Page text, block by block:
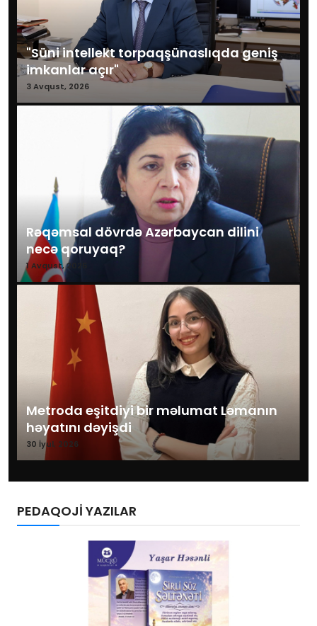
"Süni intellekt torpaqşünaslıqda geniş
imkanlar açır"
3 Avqust, 2026
Rəqəmsal dövrdə Azərbaycan dilini
necə qoruyaq?
1 Avqust, 2026
Metroda eşitdiyi bir məlumat Ləmanın
həyatını dəyişdi
30 İyul, 2026
PEDAQOJİ YAZILAR